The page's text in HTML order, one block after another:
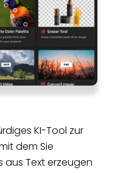
KI-Tool zur
dem Sie
aus Text erzeugen